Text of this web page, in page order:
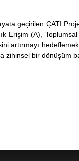
geçirilen ÇATI
Erişim (A),
artırmayı
zihinsel bir dönüşüm